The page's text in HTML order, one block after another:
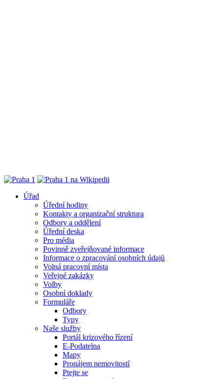
Úřad
Úřední hodiny
Kontakty a organizační struktura
Odbory a oddělení
Úřední deska
Pro média
Povinně zveřejňované informace
Informace o zpracování osobních údajů
Volná pracovní místa
Veřejné zakázky
Volby
Osobní doklady
Formuláře
Odbory
Typy
Naše služby
Portál krizového řízení
E-Podatelna
Mapy
Pronájem nemovitostí
Ptejte se